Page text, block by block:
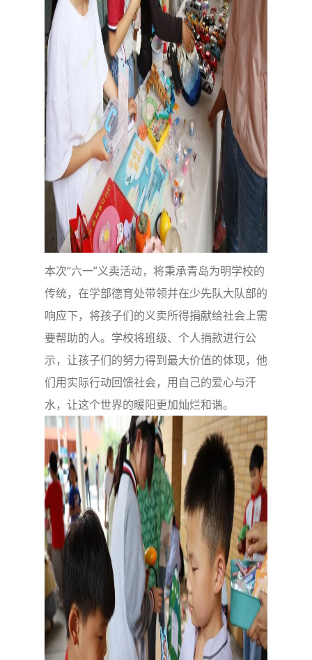
本次“六一”义卖活动，将秉承青岛为明学校的
传统，在学部德育处带领并在少先队大队部的
响应下，将孩子们的义卖所得捐献给社会上需
要帮助的人。学校将班级、个人捐款进行公
示，让孩子们的努力得到最大价值的体现，他
们用实际行动回馈社会，用自己的爱心与汗
水，让这个世界的暖阳更加灿烂和谐。